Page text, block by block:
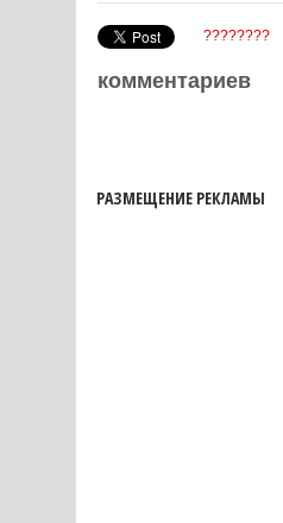
????????
комментариев
РАЗМЕЩЕНИЕ РЕКЛАМЫ